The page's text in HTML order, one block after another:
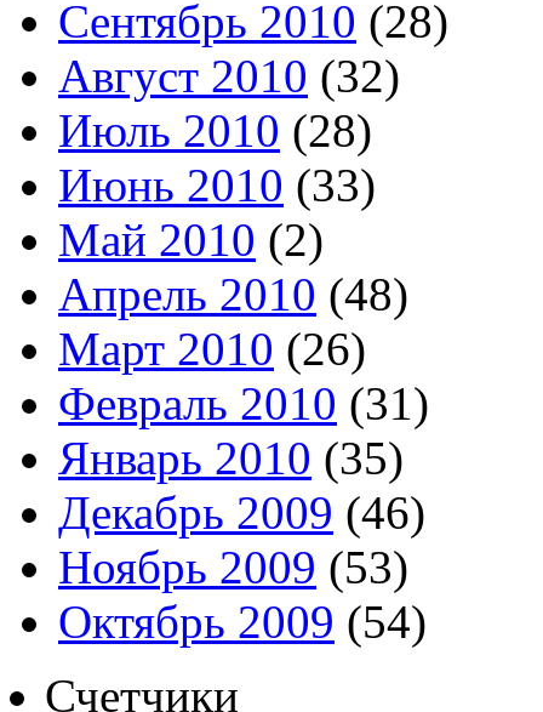
Сентябрь 2010 (28)
Август 2010 (32)
Июль 2010 (28)
Июнь 2010 (33)
Май 2010 (2)
Апрель 2010 (48)
Март 2010 (26)
Февраль 2010 (31)
Январь 2010 (35)
Декабрь 2009 (46)
Ноябрь 2009 (53)
Октябрь 2009 (54)
Счетчики